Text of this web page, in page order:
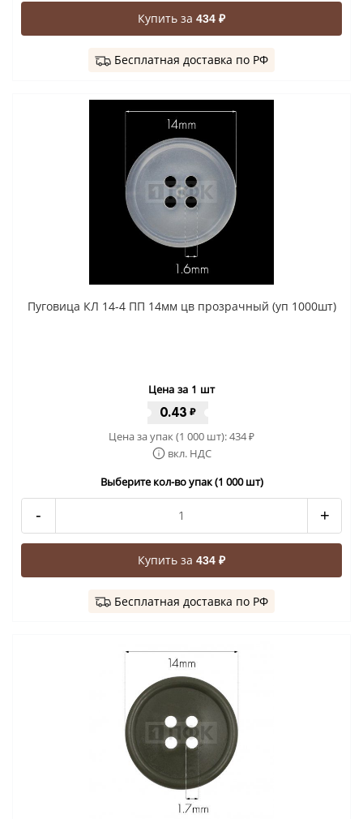
Купить за 434 ₽
Бесплатная доставка по РФ
Пуговица КЛ 14-4 ПП 14мм цв прозрачный (уп 1000шт)
Цена за 1 шт
0.43 ₽
Цена за упак (1 000 шт):434₽
вкл. НДС
Выберите кол-во упак (1 000 шт)
- +
Купить за 434 ₽
Бесплатная доставка по РФ